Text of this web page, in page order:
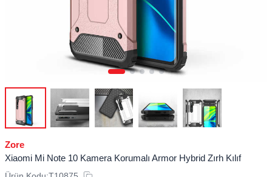
Zore
Xiaomi Mi Note 10 Kamera Korumalı Armor Hybrid Zırh Kılıf